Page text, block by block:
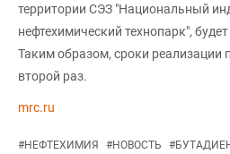
территории СЭЗ "Национальный
нефтехимический технопарк",
Таким образом, сроки реализации
второй раз.
mrc.ru
#НЕФТЕХИМИЯ #НОВОСТЬ #